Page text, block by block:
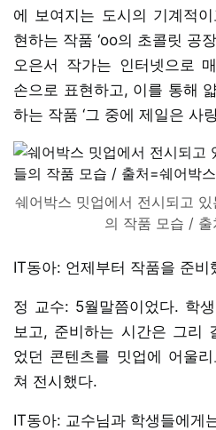
에 보여지는 도시의 기계적
현하는 작품 ‘oo의 초콜릿 공
오은서 작가는 인터넷으로
손으로 표현하고, 이를 통해
하는 작품 ‘그 중에 제일은 사
쉐어박스 밋업에서 전시되고
의 작품 모습 /
IT동아: 언제부터 작품을 준비
정 교수: 5월말쯤이었다. 학
보고, 준비하는 시간은 그리
었던 콘텐츠를 밋업에 어울
쳐 전시했다.
IT동아: 교수님과 학생들에게